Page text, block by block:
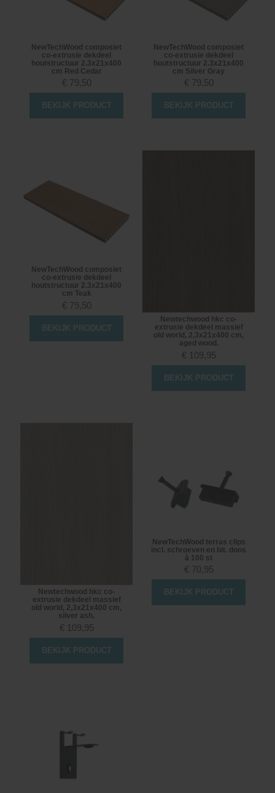
NewTechWood composiet
co-extrusie dekdeel
houtstructuur 2.3x21x400
cm Red Cedar
€ 79,50
BEKIJK PRODUCT
NewTechWood composiet
co-extrusie dekdeel
houtstructuur 2.3x21x400
cm Silver Gray
€ 79,50
BEKIJK PRODUCT
NewTechWood composiet
co-extrusie dekdeel
houtstructuur 2.3x21x400
cm Teak
€ 79,50
BEKIJK PRODUCT
Newtechwood hkc co-
extrusie dekdeel massief
old world, 2,3x21x400 cm,
aged wood.
€ 109,95
BEKIJK PRODUCT
Newtechwood hkc co-
extrusie dekdeel massief
old world, 2,3x21x400 cm,
silver ash.
€ 109,95
BEKIJK PRODUCT
NewTechWood terras clips
incl. schroeven en bit. doos
à 100 st
€ 70,95
BEKIJK PRODUCT